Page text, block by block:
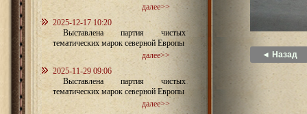
далее>>
2025-12-17 10:20
Выставлена партия чистых
тематических марок северной Европы
далее>>
2025-11-29 09:06
Выставлена партия чистых
тематических марок северной Европы
далее>>
◄ Назад